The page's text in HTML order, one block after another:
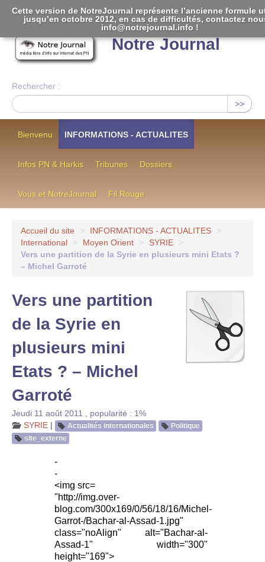
Notre Journal
Rechercher :
>>
Bienvenu INFORMATIONS - ACTUALITES
Infos PN & Harkis Tribunes Dossiers
Vous et NotreJournal Fil Rouge
Accueil du site > INFORMATIONS - ACTUALITES
>
International
> Moyen Orient > SYRIE
>
Vers une partition de la Syrie en plusieurs mini Etats ?
– Michel Garroté
Vers une partition
de la Syrie en
plusieurs mini
Etats ? – Michel
Garroté
Jeudi 11 août 2011
popularité : 1%
SYRIE | Actualités internationales
Politique
site_externe
-
-
<img src=
"http://img.over-
blog.com/300x169/0/56/18/16/Michel-
Garrot-/Bachar-al-Assad-1.jpg"
class="noAlign" alt="Bachar-al-
Assad-1" width="300"
height="169">
Cette version de NotreJournal représente l’ancienne formule
jusqu’en octobre 2012, en cas de difficultés, contactez
info@notrejournal.info !